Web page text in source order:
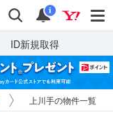
検索 通知
i
ID新規取得
上川手の物件一覧